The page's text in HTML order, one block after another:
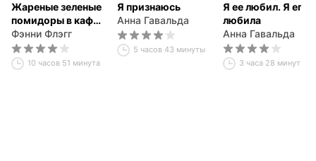
Жареные зеленые
помидоры в кафе
«Полустанок»
Фэнни Флэгг
10 часов 51 минута
Я признаюсь
Анна Гавальда
5 часов 43 минуты
Я ее любил. Я его
любила
Анна Гавальда
3 часа 28 минут